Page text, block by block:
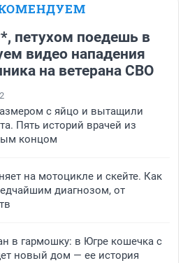
петухом поедешь в
видео нападения
на ветерана СВО
с яйцо и вытащили
Пять историй врачей из
концом
на мотоцикле и скейте. Как
диагнозом, от
в гармошку: в Югре кошечка с
новый дом — ее история